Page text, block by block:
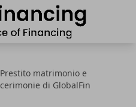
Prestito matrimonio e
cerimonie di GlobalFin